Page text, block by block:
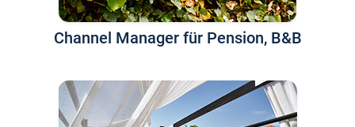
Channel Manager für Pension, B&B